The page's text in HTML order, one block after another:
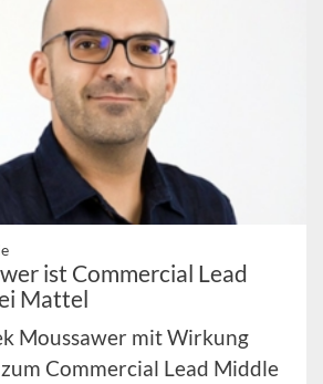
ist Commercial Lead
Mattel
Moussawer mit Wirkung
Commercial Lead Middle